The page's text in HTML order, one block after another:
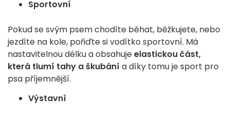
Sportovní
Pokud se svým psem chodíte běhat, běžkujete, nebo
jezdíte na kole, pořiďte si vodítko sportovní. Má
nastavitelnou délku a obsahujeelastickou část,
která tlumí tahy a škubání a díky tomu je sport pro
psa příjemnější.
Výstavní